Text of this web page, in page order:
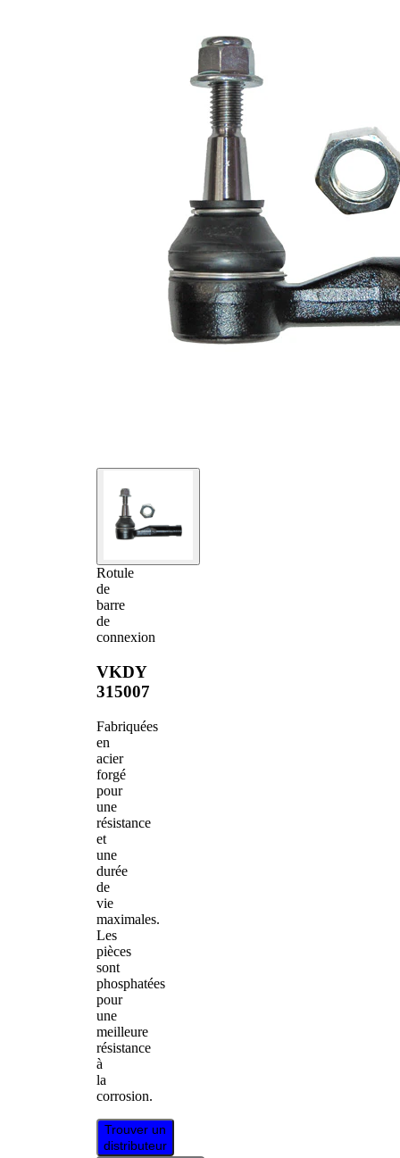
Rotule
de
barre
de
connexion
VKDY
315007
Fabriquées
en
acier
forgé
pour
une
résistance
et
une
durée
de
vie
maximales.
Les
pièces
sont
phosphatées
pour
une
meilleure
résistance
à
la
corrosion.
Trouver un
distributeur